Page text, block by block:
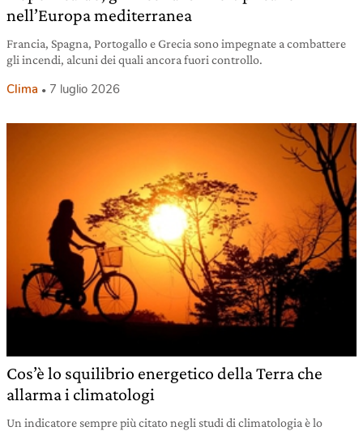
nell’Europa mediterranea
Francia, Spagna, Portogallo e Grecia sono impegnate a combattere
gli incendi, alcuni dei quali ancora fuori controllo.
Clima 7 luglio 2026
Cos’è lo squilibrio energetico della Terra che
allarma i climatologi
Un indicatore sempre più citato negli studi di climatologia è lo